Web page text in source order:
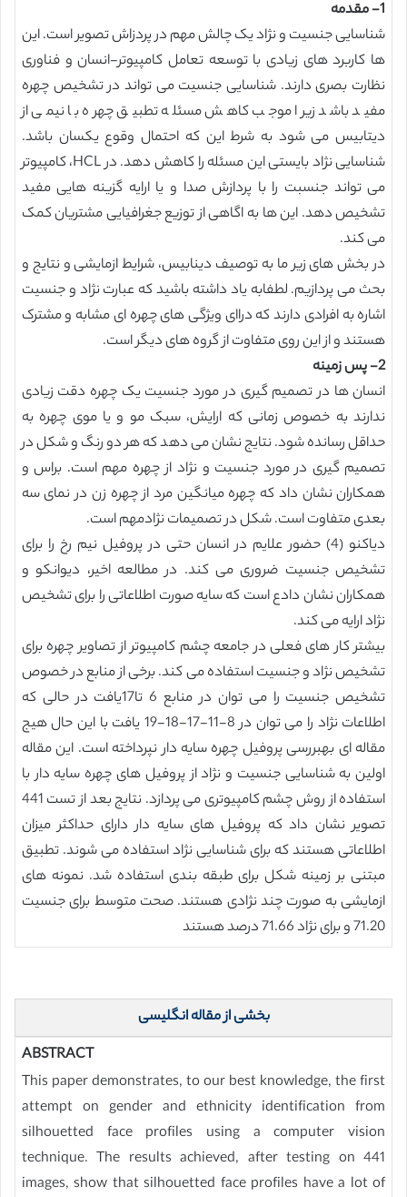
1- مقدمه
شناسایی جنسیت و نژاد یک چالش مهم در پردزاش تصویر است. این
ها کاربرد های زیادی با توسعه تعامل کامپیوتر-انسان و فناوری
نظارت بصری دارند. شناسایی جنسیت می تواند در تشخیص چهره
مفید باشد زیرا موجب کاهش مسئله تطبیق چهره با نیمی از
دیتابیس می شود به شرط این که احتمال وقوع یکسان باشد.
شناسایی نژاد بایستی این مسئله را کاهش دهد. در HCL، کامپیوتر
می تواند جنسبت را با پردازش صدا و یا ارایه گزینه هایی مفید
تشخیص دهد. این ها به اگاهی از توزیع جغرافیایی مشتریان کمک
می کند.
در بخش های زیر ما به توصیف دینابیس، شرایط ازمایشی و نتایج و
بحث می پردازیم. لطفابه یاد داشته باشید که عبارت نژاد و جنسیت
اشاره به افرادی دارند که دراای ویژگی های چهره ای مشابه و مشترک
هستند و از این روی متفاوت از گروه های دیگر است.
2- پس زمینه
انسان ها در تصمیم گیری در مورد جنسیت یک چهره دقت زیادی
ندارند به خصوص زمانی که ارایش، سبک مو و یا موی چهره به
حداقل رسانده شود. نتایج نشان می دهد که هر دو رنگ و شکل در
تصمیم گیری در مورد جنسیت و نژاد از چهره مهم است. براس و
همکاران نشان داد که چهره میانگین مرد از چهره زن در نمای سه
بعدی متفاوت است. شکل در تصمیمات نژادمهم است.
دیاکنو (4) حضور علایم در انسان حتی در پروفیل نیم رخ را برای
تشخیص جنسیت ضروری می کند. در مطالعه اخیر، دیوانکو و
همکاران نشان دادع است که سایه صورت اطلاعاتی را برای تشخیص
نژاد ارایه می کند.
بیشتر کار های فعلی در جامعه چشم کامپیوتر از تصاویر چهره برای
تشخیص نژاد و جنسیت استفاده می کند. برخی از منابع در خصوص
تشخیص جنسیت را می توان در منابع 6 تا17یافت در حالی که
اطلاعات نژاد را می توان در 8-11-17-18-19 یافت با این حال هیج
مقاله ای بهبررسی پروفیل چهره سایه دار نپرداخته است. این مقاله
اولین به شناسایی جنسیت و نژاد از پروفیل های چهره سایه دار با
استفاده از روش چشم کامپیوتری می پردازد. نتایج بعد از تست 441
تصویر نشان داد که پروفیل های سایه دار دارای حداکثر میزان
اطلاعاتی هستند که برای شناسایی نژاد استفاده می شوند. تطبیق
مبتنی بر زمینه شکل برای طبقه بندی استفاده شد. نمونه های
ازمایشی به صورت چند نژادی هستند. صحت متوسط برای جنسیت
71.20 و برای نژاد 71.66 درصد هستند
بخشی از مقاله انگلیسی
ABSTRACT
This paper demonstrates, to our best knowledge, the first
attempt on gender and ethnicity identification from
silhouetted face profiles using a computer vision
technique. The results achieved, after testing on 441
images, show that silhouetted face profiles have a lot of